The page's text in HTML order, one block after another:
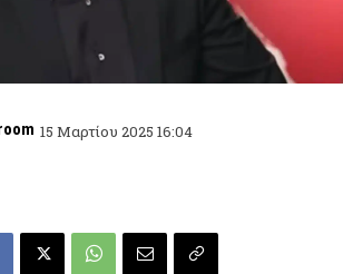
15 Μαρτίου 2025 16:04